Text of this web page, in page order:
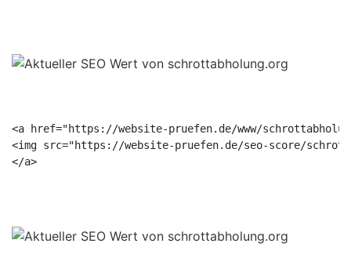
<a href="https://website-pruefen.de/www/
<img src="https://website-pruefen.de/seo-score/